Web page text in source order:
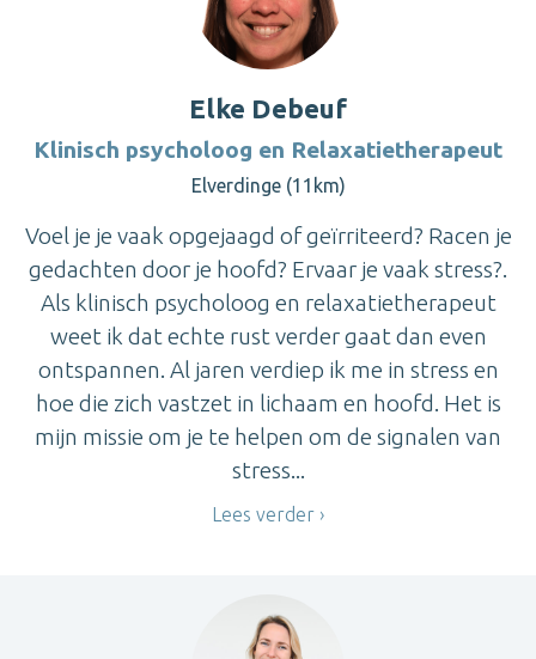
Elke Debeuf
Klinisch psycholoog en Relaxatietherapeut
Elverdinge (11km)
Voel je je vaak opgejaagd of geïrriteerd? Racen je
gedachten door je hoofd? Ervaar je vaak stress?.
Als klinisch psycholoog en relaxatietherapeut
weet ik dat echte rust verder gaat dan even
ontspannen. Al jaren verdiep ik me in stress en
hoe die zich vastzet in lichaam en hoofd. Het is
mijn missie om je te helpen om de signalen van
stress...
Lees verder